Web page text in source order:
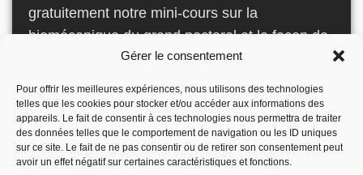
Gérer le consentement
Pour offrir les meilleures expériences, nous utilisons des technologies
telles que les cookies pour stocker et/ou accéder aux informations des
appareils. Le fait de consentir à ces technologies nous permettra de traiter
des données telles que le comportement de navigation ou les ID uniques
sur ce site. Le fait de ne pas consentir ou de retirer son consentement peut
avoir un effet négatif sur certaines caractéristiques et fonctions.
gratuitement notre mini-cours sur la
biomécanique du grand pectoral et la façon de
le développer otpimalement ! Ce chapitre est
issu de notre formation en ligne “Biomécanique
du Fitness”.
S’ABONNER